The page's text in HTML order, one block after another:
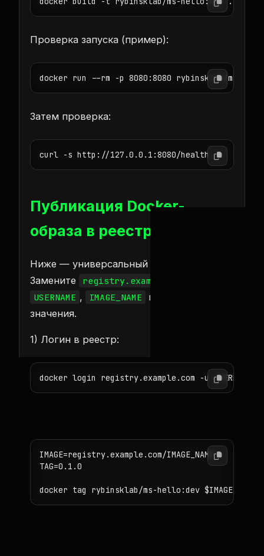
Проверка запуска (пример):
Затем проверка:
Публикация Docker-
образа в реестре
Ниже — универсальный сценарий.
Замените
registry.example.com
USERNAME , IMAGE_NAME
на свои
значения.
1) Логин в реестр:
IMAGE=registry.example.com/IMAGE_NAME
TAG=0.1.0